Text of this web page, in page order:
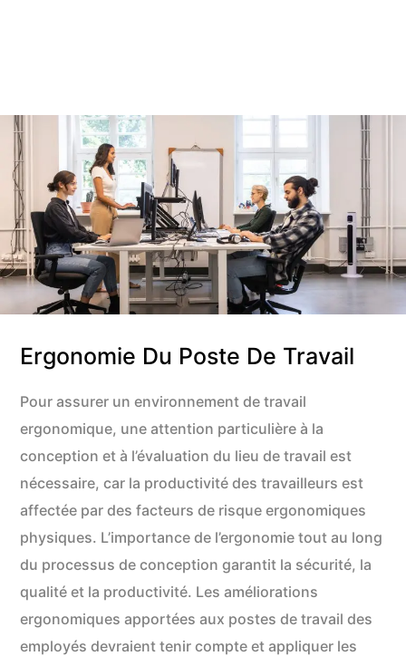
Ergonomie Du Poste De Travail
Pour assurer un environnement de travail
ergonomique, une attention particulière à la
conception et à l’évaluation du lieu de travail est
nécessaire, car la productivité des travailleurs est
affectée par des facteurs de risque ergonomiques
physiques. L’importance de l’ergonomie tout au long
du processus de conception garantit la sécurité, la
qualité et la productivité. Les améliorations
ergonomiques apportées aux postes de travail des
employés devraient tenir compte et appliquer les